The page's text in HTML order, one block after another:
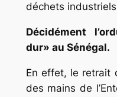
déchets
Décidément
dur» au Sénégal.
En effet, le retrait
des mains de